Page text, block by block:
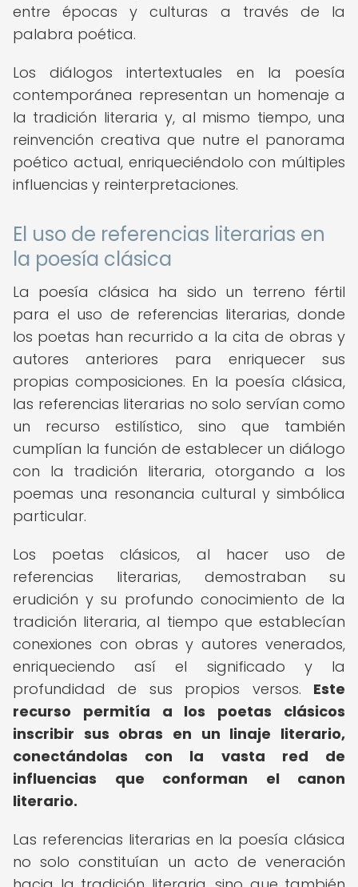
entre épocas y culturas a través de la
palabra poética.
Los diálogos intertextuales en la poesía
contemporánea representan un homenaje a
la tradición literaria y, al mismo tiempo, una
reinvención creativa que nutre el panorama
poético actual, enriqueciéndolo con múltiples
influencias y reinterpretaciones.
El uso de referencias literarias en
la poesía clásica
La poesía clásica ha sido un terreno fértil
para el uso de referencias literarias, donde
los poetas han recurrido a la cita de obras y
autores anteriores para enriquecer sus
propias composiciones. En la poesía clásica,
las referencias literarias no solo servían como
un recurso estilístico, sino que también
cumplían la función de establecer un diálogo
con la tradición literaria, otorgando a los
poemas una resonancia cultural y simbólica
particular.
Los poetas clásicos, al hacer uso de
referencias literarias, demostraban su
erudición y su profundo conocimiento de la
tradición literaria, al tiempo que establecían
conexiones con obras y autores venerados,
enriqueciendo así el significado y la
profundidad de sus propios versos. Este
recurso permitía a los poetas clásicos
inscribir sus obras en un linaje literario,
conectándolas con la vasta red de
influencias que conforman el canon
literario.
Las referencias literarias en la poesía clásica
no solo constituían un acto de veneración